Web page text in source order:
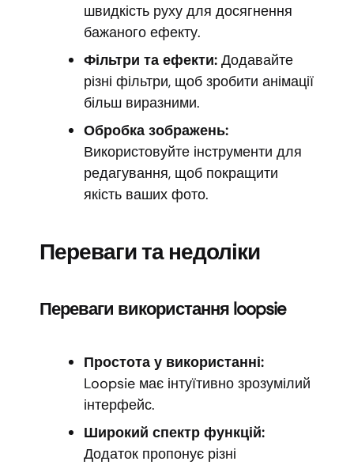
швидкість руху для досягнення
бажаного ефекту.
Фільтри та ефекти: Додавайте
різні фільтри, щоб зробити анімації
більш виразними.
Обробка зображень:
Використовуйте інструменти для
редагування, щоб покращити
якість ваших фото.
Переваги та недоліки
Переваги використання loopsie
Простота у використанні:
Loopsie має інтуїтивно зрозумілий
інтерфейс.
Широкий спектр функцій:
Додаток пропонує різні